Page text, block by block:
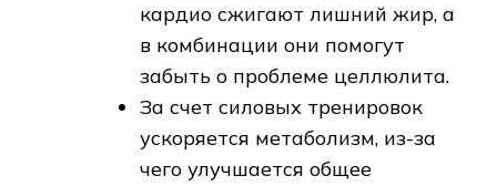
кардио сжигают лишний жир, а
в комбинации они помогут
забыть о проблеме целлюлита.
За счет силовых тренировок
ускоряется метаболизм, из-за
чего улучшается общее